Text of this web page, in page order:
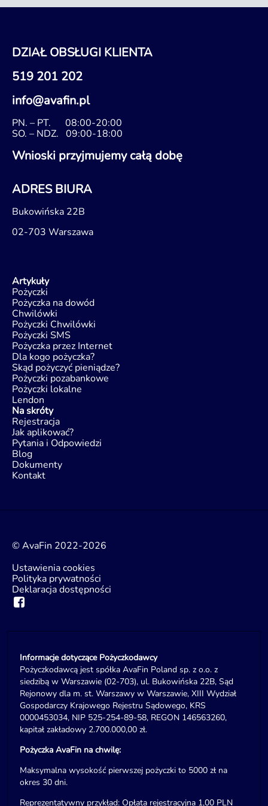
DZIAŁ OBSŁUGI KLIENTA
519 201 202
info@avafin.pl
PN. – PT. 08:00-20:00
SO. – NDZ. 09:00-18:00
Wnioski przyjmujemy całą dobę
ADRES BIURA
Bukowińska 22B
02-703 Warszawa
Artykuły
Pożyczki
Pożyczka na dowód
Chwilówki
Pożyczki Chwilówki
Pożyczki SMS
Pożyczka przez Internet
Dla kogo pożyczka?
Skąd pożyczyć pieniądze?
Pożyczki pozabankowe
Pożyczki lokalne
Lendon
Na skróty
Rejestracja
Jak aplikować?
Pytania i Odpowiedzi
Blog
Dokumenty
Kontakt
© AvaFin 2022-2026
Ustawienia cookies
Polityka prywatności
Deklaracja dostępności
Informacje dotyczące Pożyczkodawcy
Pożyczkodawcą jest spółka AvaFin Poland sp. z o.o. z
siedzibą w Warszawie (02-703), ul. Bukowińska 22B, Sąd
Rejonowy dla m. st. Warszawy w Warszawie, XIII Wydział
Gospodarczy Krajowego Rejestru Sądowego, KRS
0000453034, NIP 525-254-89-58, REGON 146563260,
kapitał zakładowy 2.700.000,00 zł.
Pożyczka AvaFin na chwilę:
Maksymalna wysokość pierwszej pożyczki to 5000 zł na
okres 30 dni.
Reprezentatywny przykład: Opłata rejestracyjna 1,00 PLN